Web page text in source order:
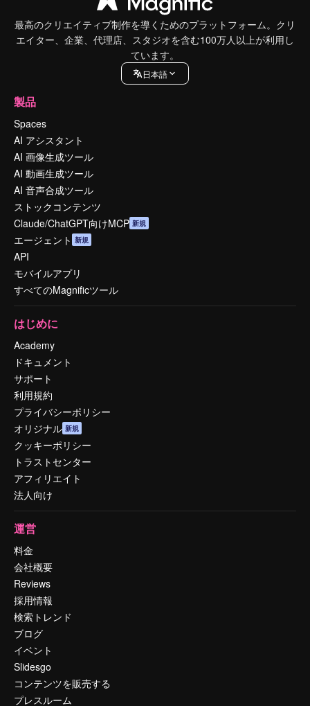
最高のクリエイティブ制作を導くためのプラットフォーム。クリ
エイター、企業、代理店、スタジオを含む100万人以上が利用し
ています。
日本語
製品
Spaces
AI アシスタント
AI 画像生成ツール
AI 動画生成ツール
AI 音声合成ツール
ストックコンテンツ
Claude/ChatGPT向けMCP 新規
エージェント 新規
API
モバイルアプリ
すべてのMagnificツール
はじめに
Academy
ドキュメント
サポート
利用規約
プライバシーポリシー
オリジナル 新規
クッキーポリシー
トラストセンター
アフィリエイト
法人向け
運営
料金
会社概要
Reviews
採用情報
検索トレンド
ブログ
イベント
Slidesgo
コンテンツを販売する
プレスルーム